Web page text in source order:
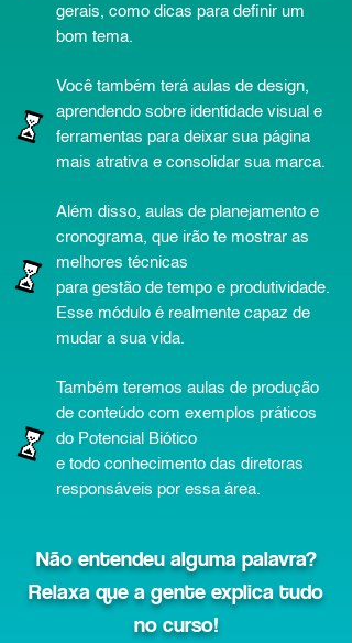
gerais, como dicas para definir um
bom tema.
Você também terá aulas de design,
aprendendo sobre identidade visual e
ferramentas para deixar sua página
mais atrativa e consolidar sua marca.
Além disso, aulas de planejamento e
cronograma, que irão te mostrar as
melhores técnicas
para gestão de tempo e produtividade.
Esse módulo é realmente capaz de
mudar a sua vida.
Também teremos aulas de produção
de conteúdo com exemplos práticos
do Potencial Biótico
e todo conhecimento das diretoras
responsáveis por essa área.
Não entendeu alguma palavra?
Relaxa que a gente explica tudo
no curso!